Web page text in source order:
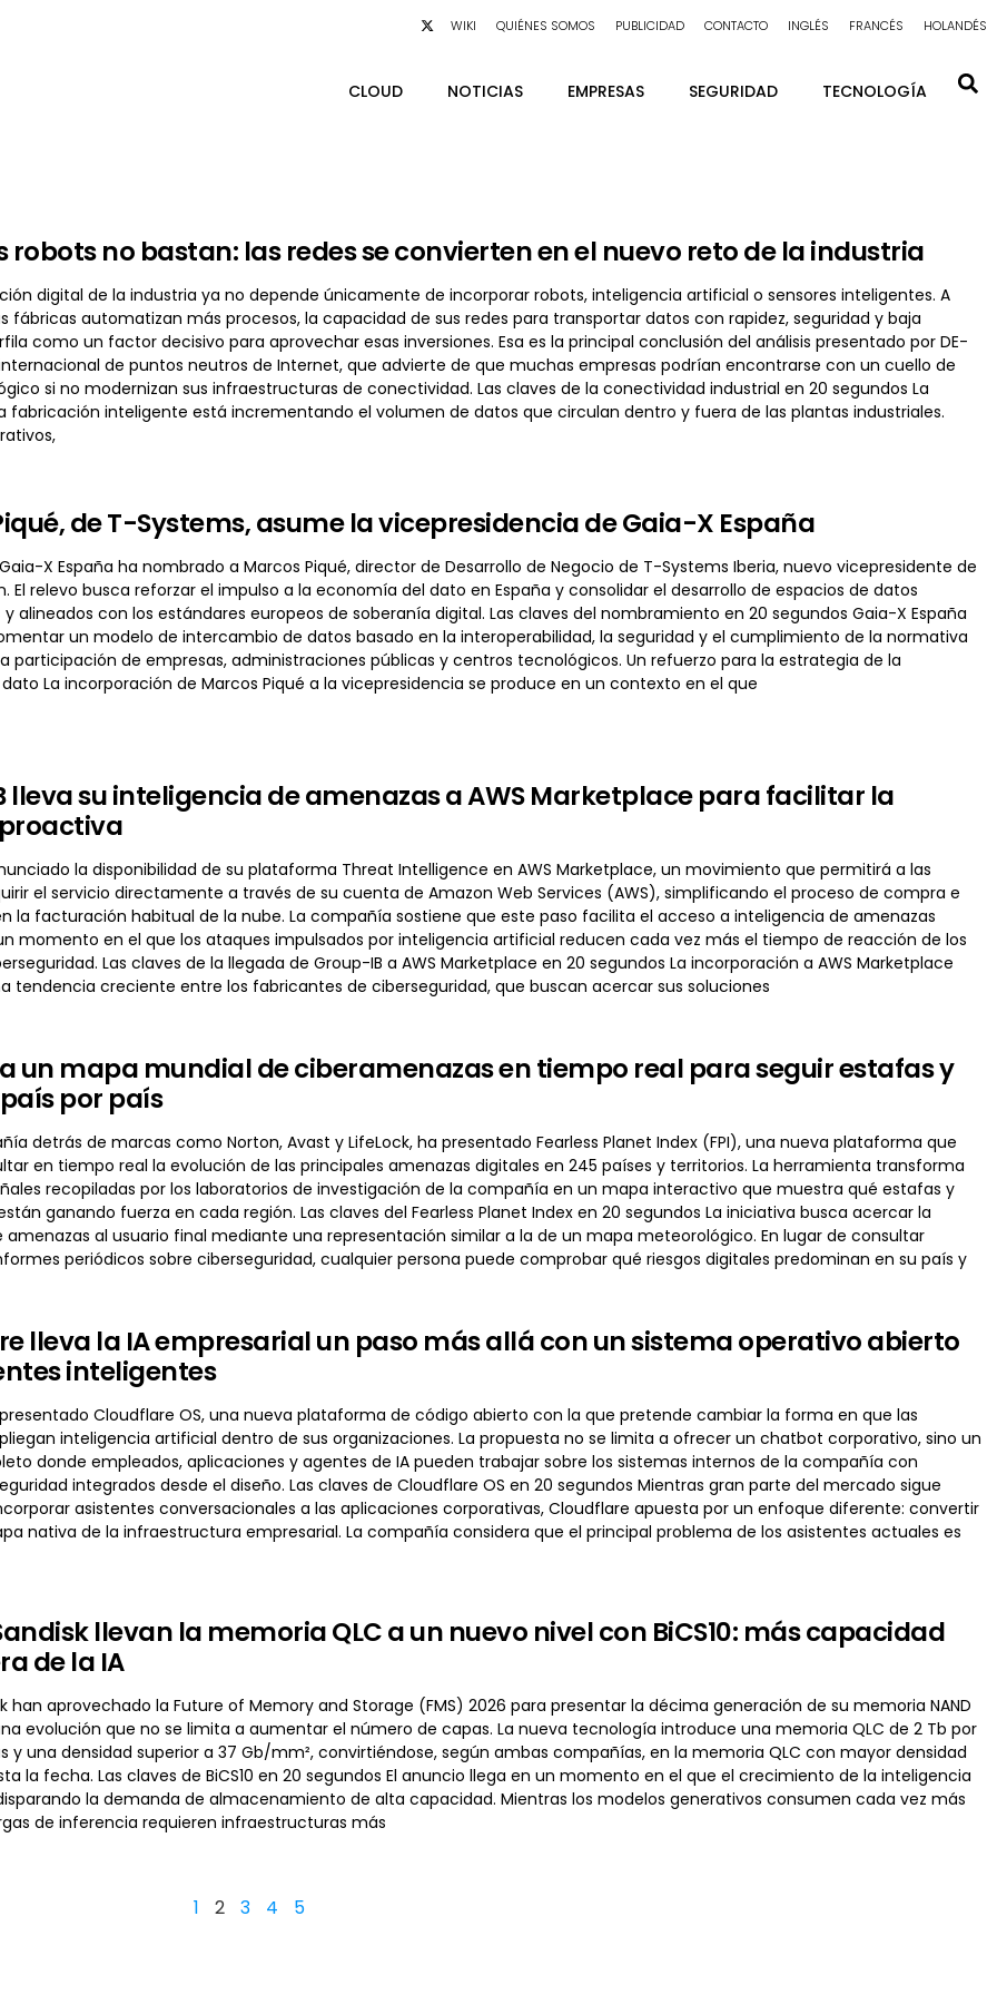
WIKI QUIÉNES SOMOS PUBLICIDAD CONTACTO INGLÉS FRANCÉS HOLANDÉS
CLOUD NOTICIAS EMPRESAS SEGURIDAD TECNOLOGÍA
robots no bastan: las redes se convierten en el nuevo reto de la industria
digital de la industria ya no depende únicamente de incorporar robots, inteligencia artificial o sensores inteligentes. A
fábricas automatizan más procesos, la capacidad de sus redes para transportar datos con rapidez, seguridad y baja
como un factor decisivo para aprovechar esas inversiones. Esa es la principal conclusión del análisis presentado por DE-
de puntos neutros de Internet, que advierte de que muchas empresas podrían encontrarse con un cuello de
si no modernizan sus infraestructuras de conectividad. Las claves de la conectividad industrial en 20 segundos La
fabricación inteligente está incrementando el volumen de datos que circulan dentro y fuera de las plantas industriales.
de T-Systems, asume la vicepresidencia de Gaia-X España
X España ha nombrado a Marcos Piqué, director de Desarrollo de Negocio de T-Systems Iberia, nuevo vicepresidente de
El relevo busca reforzar el impulso a la economía del dato en España y consolidar el desarrollo de espacios de datos
alineados con los estándares europeos de soberanía digital. Las claves del nombramiento en 20 segundos Gaia-X España
un modelo de intercambio de datos basado en la interoperabilidad, la seguridad y el cumplimiento de la normativa
participación de empresas, administraciones públicas y centros tecnológicos. Un refuerzo para la estrategia de la
La incorporación de Marcos Piqué a la vicepresidencia se produce en un contexto en el que
lleva su inteligencia de amenazas a AWS Marketplace para facilitar la
la disponibilidad de su plataforma Threat Intelligence en AWS Marketplace, un movimiento que permitirá a las
el servicio directamente a través de su cuenta de Amazon Web Services (AWS), simplificando el proceso de compra e
la facturación habitual de la nube. La compañía sostiene que este paso facilita el acceso a inteligencia de amenazas
momento en el que los ataques impulsados por inteligencia artificial reducen cada vez más el tiempo de reacción de los
Las claves de la llegada de Group-IB a AWS Marketplace en 20 segundos La incorporación a AWS Marketplace
tendencia creciente entre los fabricantes de ciberseguridad, que buscan acercar sus soluciones
un mapa mundial de ciberamenazas en tiempo real para seguir estafas y
por país
detrás de marcas como Norton, Avast y LifeLock, ha presentado Fearless Planet Index (FPI), una nueva plataforma que
en tiempo real la evolución de las principales amenazas digitales en 245 países y territorios. La herramienta transforma
recopiladas por los laboratorios de investigación de la compañía en un mapa interactivo que muestra qué estafas y
ganando fuerza en cada región. Las claves del Fearless Planet Index en 20 segundos La iniciativa busca acercar la
amenazas al usuario final mediante una representación similar a la de un mapa meteorológico. En lugar de consultar
periódicos sobre ciberseguridad, cualquier persona puede comprobar qué riesgos digitales predominan en su país y
lleva la IA empresarial un paso más allá con un sistema operativo abierto
inteligentes
Cloudflare OS, una nueva plataforma de código abierto con la que pretende cambiar la forma en que las
inteligencia artificial dentro de sus organizaciones. La propuesta no se limita a ofrecer un chatbot corporativo, sino un
donde empleados, aplicaciones y agentes de IA pueden trabajar sobre los sistemas internos de la compañía con
integrados desde el diseño. Las claves de Cloudflare OS en 20 segundos Mientras gran parte del mercado sigue
asistentes conversacionales a las aplicaciones corporativas, Cloudflare apuesta por un enfoque diferente: convertir
nativa de la infraestructura empresarial. La compañía considera que el principal problema de los asistentes actuales es
llevan la memoria QLC a un nuevo nivel con BiCS10: más capacidad
de la IA
han aprovechado la Future of Memory and Storage (FMS) 2026 para presentar la décima generación de su memoria NAND
una evolución que no se limita a aumentar el número de capas. La nueva tecnología introduce una memoria QLC de 2 Tb por
y una densidad superior a 37 Gb/mm², convirtiéndose, según ambas compañías, en la memoria QLC con mayor densidad
la fecha. Las claves de BiCS10 en 20 segundos El anuncio llega en un momento en el que el crecimiento de la inteligencia
la demanda de almacenamiento de alta capacidad. Mientras los modelos generativos consumen cada vez más
de inferencia requieren infraestructuras más
1 2 3 4 5